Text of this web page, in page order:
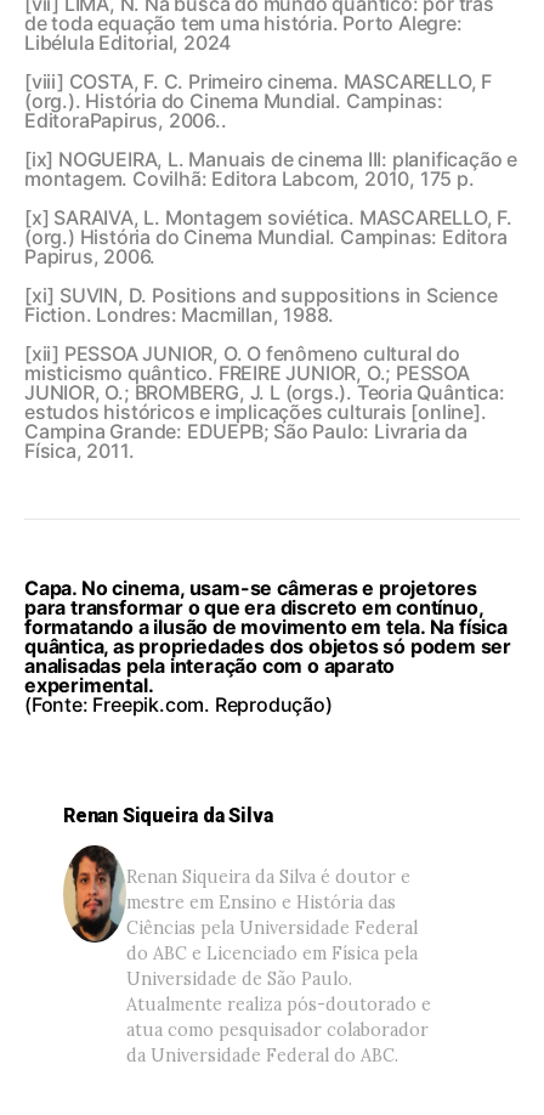
de toda equação tem uma história. Porto Alegre:
Libélula Editorial, 2024
[viii] COSTA, F. C. Primeiro cinema. MASCARELLO, F
(org.). História do Cinema Mundial. Campinas:
EditoraPapirus, 2006..
[ix] NOGUEIRA, L. Manuais de cinema III: planificação e
montagem. Covilhã: Editora Labcom, 2010, 175 p.
[x] SARAIVA, L. Montagem soviética. MASCARELLO, F.
(org.) História do Cinema Mundial. Campinas: Editora
Papirus, 2006.
[xi] SUVIN, D. Positions and suppositions in Science
Fiction. Londres: Macmillan, 1988.
[xii] PESSOA JUNIOR, O. O fenômeno cultural do
misticismo quântico. FREIRE JUNIOR, O.; PESSOA
JUNIOR, O.; BROMBERG, J. L (orgs.). Teoria Quântica:
estudos históricos e implicações culturais [online].
Campina Grande: EDUEPB; São Paulo: Livraria da
Física, 2011.
Capa. No cinema, usam-se câmeras e projetores
para transformar o que era discreto em contínuo,
formatando a ilusão de movimento em tela. Na física
quântica, as propriedades dos objetos só podem ser
analisadas pela interação com o aparato
experimental.
(Fonte: Freepik.com. Reprodução)
Renan Siqueira da Silva
Renan Siqueira da Silva é doutor e
mestre em Ensino e História das
Ciências pela Universidade Federal
do ABC e Licenciado em Física pela
Universidade de São Paulo.
Atualmente realiza pós-doutorado e
atua como pesquisador colaborador
da Universidade Federal do ABC.